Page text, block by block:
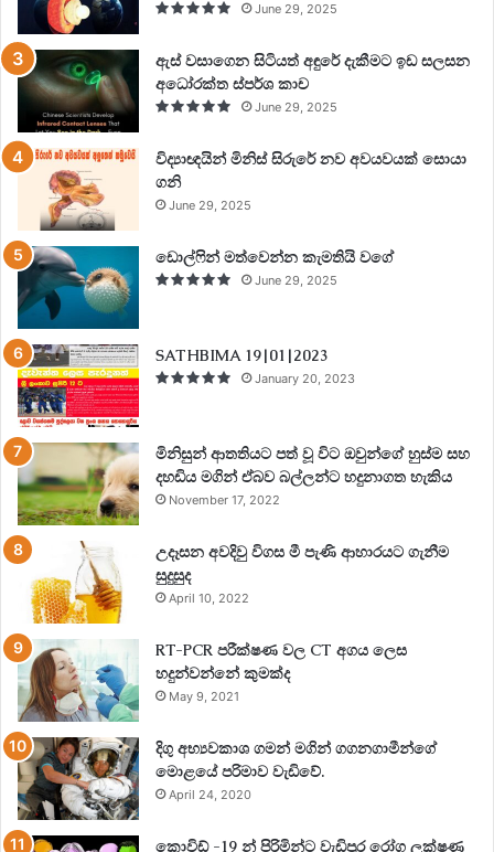
June 29, 2025
ඇස් වසාගෙන සිටියත් අඳුරේ දැකීමට ඉඩ සලසන
අධෝරක්ත ස්පර්ශ කාච
June 29, 2025
විද්‍යාඥයින් මිනිස් සිරුරේ නව අවයවයක් සොයා
ගනි
June 29, 2025
ඩොල්ෆින් මත්වෙන්න කැමතියි වගේ
June 29, 2025
SATHBIMA 19|01|2023
January 20, 2023
මිනිසුන් ආතතියට පත් වූ විට ඔවුන්ගේ හුස්ම සහ
දහඩිය මගින් ඒබව බල්ලන්ට හදුනාගත හැකිය
November 17, 2022
උදෑසන අවදිවු විගස මී පැණි ආහාරයට ගැනීම
සුදුසුද
April 10, 2022
RT-PCR පරීක්ෂණ වල CT අගය ලෙස
හදුන්වන්නේ කුමක්ද
May 9, 2021
දිගු අභ්‍යවකාශ ගමන් මගින් ගගනගාමීන්ගේ
මොළයේ පරිමාව වැඩිවේ.
April 24, 2020
කොවිඩ් -19 න් පිරිමින්ට වැඩිපුර රෝග ලක්ෂණ